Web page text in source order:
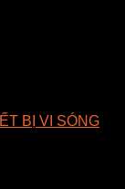
BỊ VI SÓNG